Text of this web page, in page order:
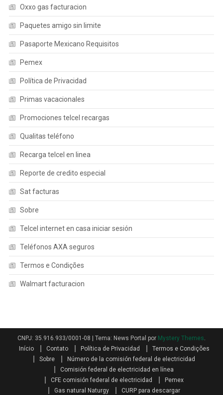
Oxxo gas facturacion
Paquetes amigo sin limite
Pasaporte Mexicano Requisitos
Pemex
Política de Privacidad
Primas vacacionales
Promociones telcel recargas
Qualitas teléfono
Recarga telcel en linea
Reporte de credito especial
Sat facturas
Sobre
Telcel internet en casa iniciar sesión
Teléfonos AXA seguros
Termos e Condições
Walmart facturacion
CNPJ: 35.916.933/0001-08 Tema: News Portal por Mystery Themes.
Início
Contato Política de Privacidad
Termos e Condições
Sobre
Número de la comisión federal de electricidad
Comisión federal de electricidad en línea
CFE comisión federal de electricidad
Pemex
Gas natural Naturgy
CURP para descargar